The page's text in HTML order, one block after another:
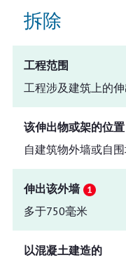
拆除
工程范围
工程涉及建筑上的
该伸出物或架的位置
自建筑物外墙或自
伸出该外墙
多于750毫米
以混凝土建造的